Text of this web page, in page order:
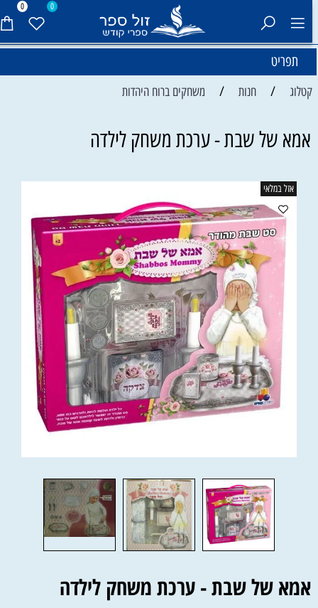
0 0
תפריט
קטלוג / חנות / משחקים ברוח היהדות
אמא של שבת - ערכת משחק לילדה
אזל במלאי
אמא של שבת - ערכת משחק לילדה